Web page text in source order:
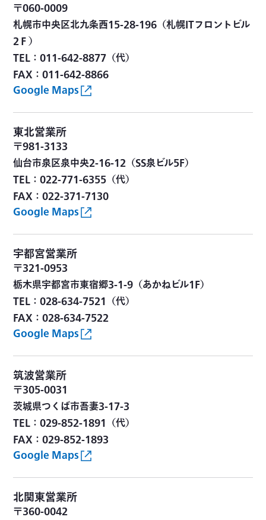
〒060-0009
札幌市中央区北九条西15-28-196（札幌ITフロントビル
2Ｆ）
TEL：011-642-8877（代）
FAX：011-642-8866
Google Maps
東北営業所
〒981-3133
仙台市泉区泉中央2-16-12（SS泉ビル5F）
TEL：022-771-6355（代）
FAX：022-371-7130
Google Maps
宇都宮営業所
〒321-0953
栃木県宇都宮市東宿郷3-1-9（あかねビル1F）
TEL：028-634-7521（代）
FAX：028-634-7522
Google Maps
筑波営業所
〒305-0031
茨城県つくば市吾妻3-17-3
TEL：029-852-1891（代）
FAX：029-852-1893
Google Maps
北関東営業所
〒360-0042